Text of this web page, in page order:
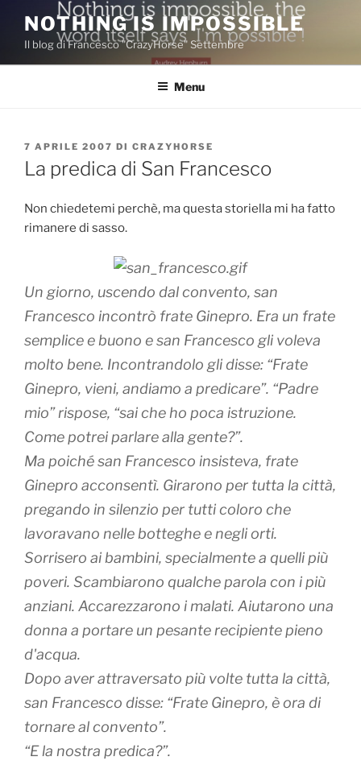
contenuto
NOTHING IS IMPOSSIBLE
Il blog di Francesco "CrazyHorse" Settembre
Menu
PUBBLICATO
IL
7 APRILE 2007 DI CRAZYHORSE
La predica di San Francesco
Non chiedetemi perchè, ma questa storiella mi ha fatto
rimanere di sasso.
Un giorno, uscendo dal convento, san
Francesco incontrò frate Ginepro. Era un frate
semplice e buono e san Francesco gli voleva
molto bene. Incontrandolo gli disse: “Frate
Ginepro, vieni, andiamo a predicare”. “Padre
mio” rispose, “sai che ho poca istruzione.
Come potrei parlare alla gente?”.
Ma poiché san Francesco insisteva, frate
Ginepro acconsentì. Girarono per tutta la città,
pregando in silenzio per tutti coloro che
lavoravano nelle botteghe e negli orti.
Sorrisero ai bambini, specialmente a quelli più
poveri. Scambiarono qualche parola con i più
anziani. Accarezzarono i malati. Aiutarono una
donna a portare un pesante recipiente pieno
d'acqua.
Dopo aver attraversato più volte tutta la città,
san Francesco disse: “Frate Ginepro, è ora di
tornare al convento”.
“E la nostra predica?”.